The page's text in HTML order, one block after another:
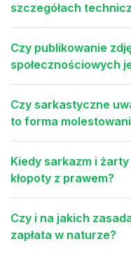
szczegółach
Czy publikowanie
społecznościowych
Czy sarkastyczne
to forma
Kiedy sarkazm i
kłopoty z prawem?
Czy i na jakich
zapłata w naturze?